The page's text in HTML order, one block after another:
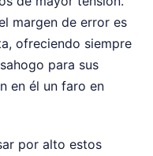
margen de error es
ofreciendo siempre
para sus
en él un faro en
por alto estos